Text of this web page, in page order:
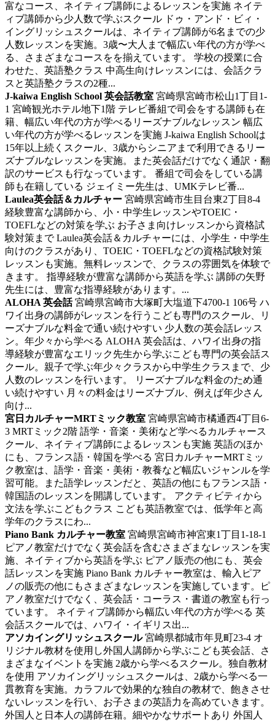
富なコース、ネイティブ講師によるレッスンを実施 ネイテ
ィブ講師から少人数で学ぶスクール ドゥ・アンド・ビィ・
イングリッシュスクールは、ネイティブ講師が6名までの少
人数レッスンを実施。3歳〜大人まで幅広い年代の方が学べ
る、さまざまなコースをを揃えています。 学校の授業に合
わせた、英語塾クラス 中高生向けレッスンには、会話クラ
スと英語塾クラスの2種...
J-kaiwa English School 英会話教室 宮崎県宮崎市松山1丁目1-
1 宮崎観光ホテル地下1階 テレビ番組で司会をする講師も在
籍、幅広い年代の方が学べるリーズナブルなレッスン 幅広
い年代の方が学べるレッスンを実施 J-kaiwa English Schoolは
15年以上続くスクール、3歳からシニアまで利用できるリー
ズナブルなレッスンを実施。また英会話だけでなく通訳・翻
訳のサービスも行なっています。 番組で司会をしている講
師も在籍している ジェイミー先生は、UMKテレビ番...
Laulea英会話＆カルチャー 宮崎県宮崎市生目台東2丁目8-4
経験豊富な講師から、小・中学生レッスンやTOEIC・
TOEFLなどの対策を学ぶ お子さま向けレッスンから資格試
験対策まで Laulea英会話＆カルチャーには、小学生・中学生
向けのクラスがあり、TOEIC・TOEFLなどの資格試験対策
レッスンも実施。無料レッスンで、クラスの雰囲気を体験で
きます。 指導経験が豊富な講師から英語を学ぶ 講師の矢野
先生には、豊富な指導経験があります。...
ALOHA 英会話宮崎県宮崎市大塚町大塩道下4700-1 106号 ハ
ワイ出身の講師がレッスンを行うこども専門のスクール、リ
ーズナブルな料金で通い続けやすい 少人数の英会話レッス
ン。年少々から学べる ALOHA 英会話は、ハワイ出身の指
導経験が豊富なエリック先生から学ぶこども専門の英会話ス
クール。親子で学ぶ年少々クラスから中学生クラスまで、少
人数のレッスンを行います。 リーズナブルな料金のため通
い続けやすい 月々の料金はリーズナブル、例えば年少さん
向け...
宮日カルチャーMRTミック教室 宮崎県宮崎市橘通西4丁目6-
3 MRTミック2階 語学・音楽・美術など学べるカルチャース
クール、ネイティブ講師によるレッスンも実施 英語のほか
にも、フランス語・韓国を学べる 宮日カルチャーMRTミッ
ク教室は、語学・音楽・美術・教養など幅広いジャンルを学
習可能。また語学レッスンだと、英語の他にもフランス語・
韓国語のレッスンを開講しています。 アクティビティから
文法を学ぶこどもクラス こども英語教室では、低学年と高
学年のクラスにわ...
Piano Bank カルチャー教室 宮崎県宮崎市神宮東1丁目1-18-1
ピアノ教室だけでなく英会話を含むさまざまなレッスンを実
施、ネイティブから英語を学ぶ ピアノ販売の他にも、英会
話レッスンを実施 Piano Bank カルチャー教室は、輸入ピア
ノの販売の他にもさまざまなレッスンを実施しています。ピ
アノ教室だけでなく、英会話・コーラス・書道の教室も行っ
ています。 ネイティブ講師から幅広い年代の方が学べる 英
会話スクールでは、ハワイ・イギリス出...
アソカイングリッシュスクール宮崎県都城市年見町23-4 オ
リジナル教材を使用し外国人講師から学ぶこども英会話、さ
まざまなイベントを実施 2歳から学べるスクール。独自教材
を使用 アソカイングリッシュスクールは、2歳から学べる一
貫教育を実施。カラフルで効果的な独自の教材で、飽きさせ
ないレッスンを行い、お子さまの英語力を高めていきます。
外国人と日本人の講師在籍。細やかなサポートあり 外国人